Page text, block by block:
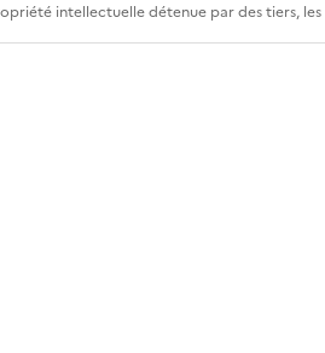
intellectuelle détenue par des tiers,